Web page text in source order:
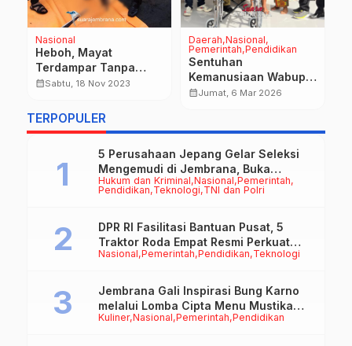
Nasional
Heboh, Mayat
Terdampar Tanpa
Identitas di Pantai
calendar_monthSabtu, 18 Nov 2023
Daerah Nasional
Pemerintah Pendidikan
Sentuhan
Kemanusiaan Wabup
Ipat: Dua Lansia di
calendar_monthJumat, 6 Mar 2026
TERPOPULER
Hukum dan Kriminal Nasional Pemerintah
Pendidikan Teknologi TNI dan Polri
5 Perusahaan Jepang Gelar Seleksi
Mengemudi di Jembrana, Buka
Peluang Kerja bagi Calon PMI
Nasional Pemerintah Pendidikan Teknologi
DPR RI Fasilitasi Bantuan Pusat, 5
Traktor Roda Empat Resmi Perkuat
Mekanisasi Pertanian Jembrana
Kuliner Nasional Pemerintah Pendidikan
Jembrana Gali Inspirasi Bung Karno
melalui Lomba Cipta Menu Mustika
Rasa